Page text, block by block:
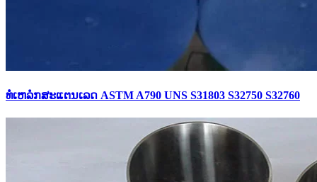
ທໍ່ເຫລໍກສະແຕນເລດ ASTM A790 UNS S31803 S32750 S32760